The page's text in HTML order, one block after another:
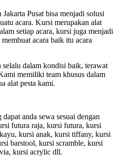
Pusat bisa menjadi solusi
acara. Kursi merupakan alat
setiap acara, kursi juga menjadi
acara baik itu acara
dalam kondisi baik, terawat
memiliki team khusus dalam
alat pesta kami.
anda sewa sesuai dengan
futura raja, kursi futura, kursi
kursi anak, kursi tiffany, kursi
barstool, kursi scramble, kursi
kursi acrylic dll.